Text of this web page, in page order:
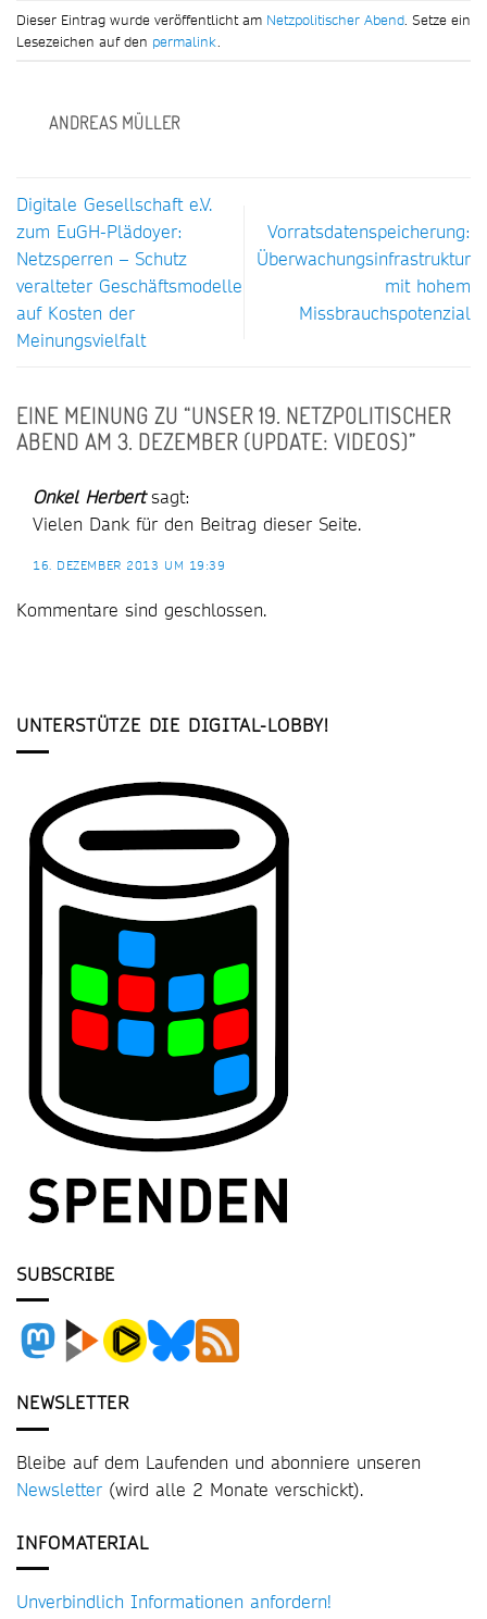
Dieser Eintrag wurde veröffentlicht am Netzpolitischer Abend . Setze ein
Lesezeichen auf den permalink
ANDREAS MÜLLER
Digitale Gesellschaft e.V.
zum EuGH-Plädoyer:
Netzsperren – Schutz
veralteter Geschäftsmodelle
auf Kosten der
Meinungsvielfalt
Vorratsdatenspeicherung:
Überwachungsinfrastruktur
mit hohem
Missbrauchspotenzial
EINE MEINUNG ZU “UNSER 19. NETZPOLITISCHER
ABEND AM 3. DEZEMBER (UPDATE: VIDEOS)”
Onkel Herbert sagt:
Vielen Dank für den Beitrag dieser Seite.
16. DEZEMBER 2013 UM 19:39
Kommentare sind geschlossen.
UNTERSTÜTZE DIE DIGITAL-LOBBY!
SUBSCRIBE
NEWSLETTER
Bleibe auf dem Laufenden und abonniere unseren
Newsletter (wird alle 2 Monate verschickt).
INFOMATERIAL
Unverbindlich Informationen anfordern!